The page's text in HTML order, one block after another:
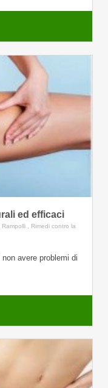
ed efficaci
Rampolli , Rimedi contro la
avere problemi di